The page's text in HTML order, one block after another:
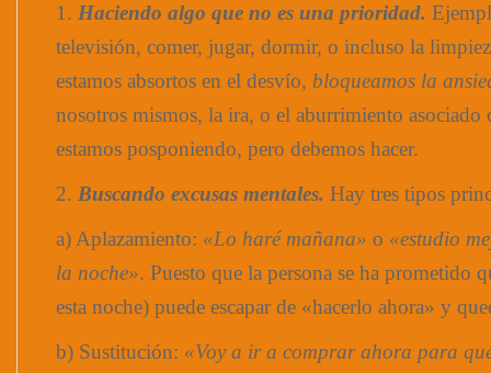
1. Haciendo algo que no es una prioridad.
televisión, comer, jugar, dormir, o incluso la
estamos absortos en el desvío, bloqueamos la
nosotros mismos, la ira, o el aburrimiento asociado
estamos posponiendo, pero debemos hacer.
2. Buscando excusas mentales. Hay tres tipos
a) Aplazamiento: «Lo haré mañana» o «estudio
la noche». Puesto que la persona se ha prometido
esta noche) puede escapar de «hacerlo ahora» y
b) Sustitución: «Voy a ir a comprar ahora para